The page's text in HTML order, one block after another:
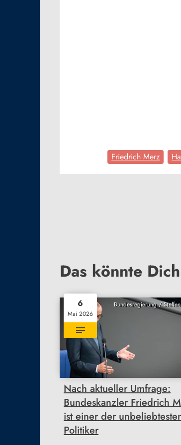
Friedrich Merz
Das könnte
Bundesregierung /
6
Mai 2026
Nach aktueller Umfrage:
Bundeskanzler Friedrich
ist einer der
Politiker